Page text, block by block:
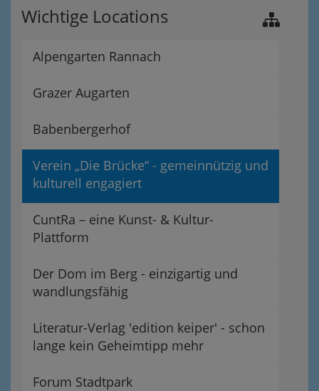
Wichtige Locations
Alpengarten Rannach
Grazer Augarten
Babenbergerhof
Verein „Die Brücke“ - gemeinnützig und
kulturell engagiert
CuntRa – eine Kunst- & Kultur-
Plattform
Der Dom im Berg - einzigartig und
wandlungsfähig
Literatur-Verlag 'edition keiper' - schon
lange kein Geheimtipp mehr
Forum Stadtpark